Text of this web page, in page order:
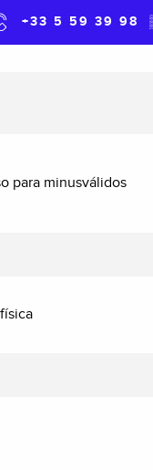
+33 5 59 39 98
para minusválidos